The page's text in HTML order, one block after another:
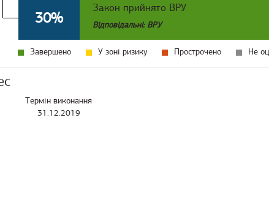
30%
Закон прийнято ВРУ
Відповідальні: ВРУ
Завершено У зоні ризику Прострочено Не
Термін виконання
31.12.2019